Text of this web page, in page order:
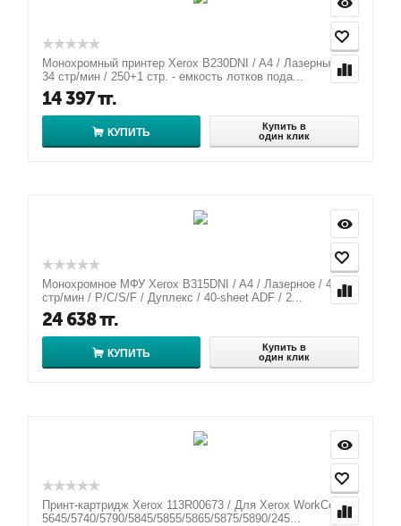
Монохромный принтер Xerox B230DNI / A4 / Лазерный /
34 стр/мин / 250+1 стр. - емкость лотков пода...
14 397тг.
КУПИТЬ
Купить в
один клик
Монохромное МФУ Xerox B315DNI / A4 / Лазерное / 42
стр/мин / P/C/S/F / Дуплекс / 40-sheet ADF / 2...
24 638тг.
КУПИТЬ
Купить в
один клик
Принт-картридж Xerox 113R00673 / Для Xerox WorkCentre
5645/5740/5790/5845/5855/5865/5875/5890/245...